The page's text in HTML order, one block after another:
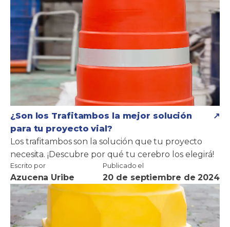
¿Son los Trafitambos la mejor solución
para tu proyecto vial?
Los trafitambos son la solución que tu proyecto
necesita. ¡Descubre por qué tu cerebro los elegirá!
Escrito por
Azucena Uribe
Publicado el
20 de septiembre de 2024